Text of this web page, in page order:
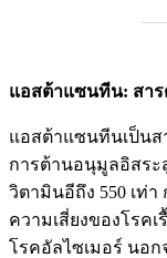
แอสต้าแซนทีน: สา
แอสต้าแซนทีนเป็น
การต้านอนุมูลอิสระ
วิตามินอีถึง 550 เท่
ความเสี่ยงของโรคเ
โรคอัลไซเมอร์ นอก